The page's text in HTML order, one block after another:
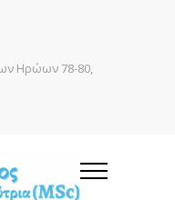
Ηρώων 78-80,